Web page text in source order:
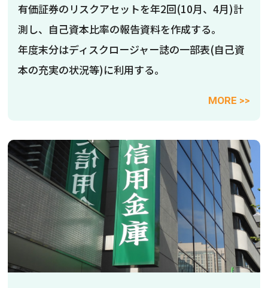
有価証券のリスクアセットを年2回(10月、4月)計
測し、自己資本比率の報告資料を作成する。
年度末分はディスクロージャー誌の一部表(自己資
本の充実の状況等)に利用する。
MORE >>